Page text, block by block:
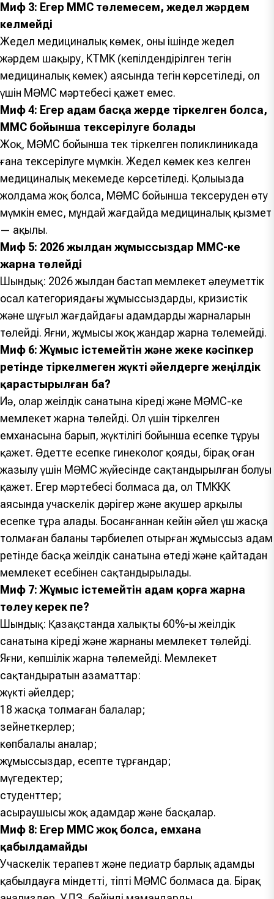
Миф 3: Егер МӘМС төлемесем, жедел жәрдем
келмейді
Жедел медициналық көмек, оның ішінде жедел
жәрдем шақыру, КТМК (кепілдендірілген тегін
медициналық көмек) аясында тегін көрсетіледі, ол
үшін МӘМС мәртебесі қажет емес.
Миф 4: Егер адам басқа жерде тіркелген болса,
МӘМС бойынша тексерілуге болады
Жоқ, МӘМС бойынша тек тіркелген поликлиникада
ғана тексерілуге мүмкін. Жедел көмек кез келген
медициналық мекемеде көрсетіледі. Қолыңызда
жолдама жоқ болса, МӘМС бойынша тексеруден өту
мүмкін емес, мұндай жағдайда медициналық қызмет
— ақылы.
Миф 5: 2026 жылдан жұмыссыздар МӘМС-ке
жарна төлейді
Шындық: 2026 жылдан бастап мемлекет әлеуметтік
осал категориядағы жұмыссыздардың, кризистік
және шұғыл жағдайдағы адамдардың жарналарын
төлейді. Яғни, жұмысы жоқ жандар жарна төлемейді.
Миф 6: Жұмыс істемейтін және жеке кәсіпкер
ретінде тіркелмеген жүкті әйелдерге жеңілдік
қарастырылған ба?
Иә, олар жеңілдік санатына кіреді және МӘМС-ке
мемлекет жарна төлейді. Ол үшін тіркелген
емханасына барып, жүктілігі бойынша есепке тұруы
қажет. Әдетте есепке гинеколог қояды, бірақ оған
жазылу үшін МӘМС жүйесінде сақтандырылған болуы
қажет. Егер мәртебесі болмаса да, ол ТМККК
аясында учаскелік дәрігер және акушер арқылы
есепке тұра алады. Босанғаннан кейін әйел үш жасқа
толмаған баланы тәрбиелеп отырған жұмыссыз адам
ретінде басқа жеңілдік санатына өтеді және қайтадан
мемлекет есебінен сақтандырылады.
Миф 7: Жұмыс істемейтін адам қорға жарна
төлеу керек пе?
Шындық: Қазақстанда халықтың 60%-ы жеңілдік
санатына кіреді және жарнаны мемлекет төлейді.
Яғни, көпшілік жарна төлемейді. Мемлекет
сақтандыратын азаматтар:
жүкті әйелдер;
18 жасқа толмаған балалар;
зейнеткерлер;
көпбалалы аналар;
жұмыссыздар, есепте тұрғандар;
мүгедектер;
студенттер;
асыраушысы жоқ адамдар және басқалар.
Миф 8: Егер МӘМС жоқ болса, емхана
қабылдамайды
Учаскелік терапевт және педиатр барлық адамды
қабылдауға міндетті, тіпті МӘМС болмаса да. Бірақ